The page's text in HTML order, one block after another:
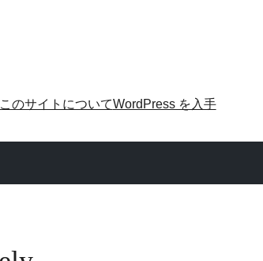
のサイトについてWordPress を入手